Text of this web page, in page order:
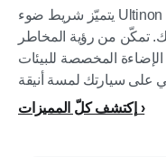
يتميّز شريط ضوء Ultinon Drive 7050L LED من Philips بالقدرة
تمكّن من رؤية المخاطر
520 مترًا بفضل الإضاءة المخصصة للبيئات
إكتشف كلّ المميزات